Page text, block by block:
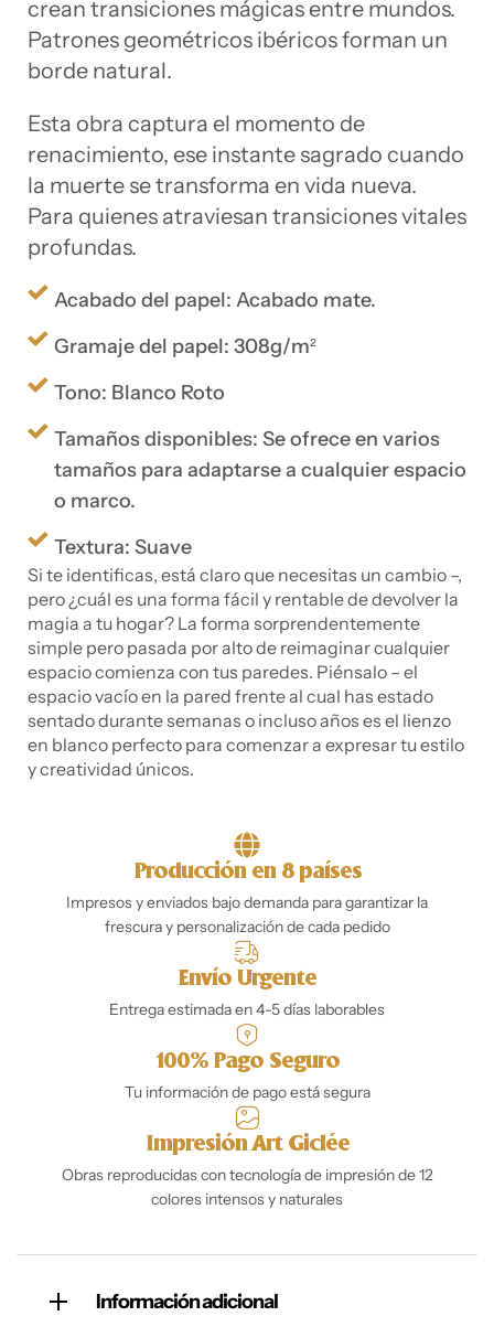
crean transiciones mágicas entre mundos.
Patrones geométricos ibéricos forman un
borde natural.
Esta obra captura el momento de
renacimiento, ese instante sagrado cuando
la muerte se transforma en vida nueva.
Para quienes atraviesan transiciones vitales
profundas.
Acabado del papel: Acabado mate.
Gramaje del papel: 308g/m²
Tono: Blanco Roto
Tamaños disponibles: Se ofrece en varios
tamaños para adaptarse a cualquier espacio
o marco.
Textura: Suave
Si te identificas, está claro que necesitas un cambio –,
pero ¿cuál es una forma fácil y rentable de devolver la
magia a tu hogar? La forma sorprendentemente
simple pero pasada por alto de reimaginar cualquier
espacio comienza con tus paredes. Piénsalo – el
espacio vacío en la pared frente al cual has estado
sentado durante semanas o incluso años es el lienzo
en blanco perfecto para comenzar a expresar tu estilo
y creatividad únicos.
Producción en 8 países
Impresos y enviados bajo demanda para garantizar la
frescura y personalización de cada pedido
Envío Urgente
Entrega estimada en 4-5 días laborables
100% Pago Seguro
Tu información de pago está segura
Impresión Art Giclée
Obras reproducidas con tecnología de impresión de 12
colores intensos y naturales
Información adicional